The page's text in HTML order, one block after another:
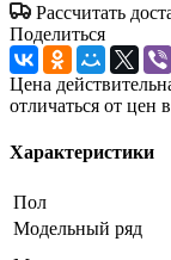
Рассчитать
Поделиться
Цена
отличаться от цен
Характеристики
Пол
Модельный ряд